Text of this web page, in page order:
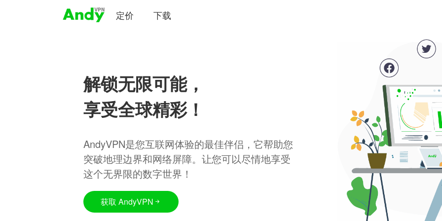
定价 下载
解锁无限可能，
享受全球精彩！
AndyVPN是您互联网体验的最佳伴侣，它帮助您
突破地理边界和网络屏障。让您可以尽情地享受
这个无界限的数字世界！
获取 AndyVPN